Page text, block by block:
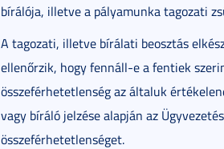
bírálója, illetve a pályamunka tagozati
A tagozati, illetve bírálati beosztás
ellenőrzik, hogy fennáll-e a fentiek
összeférhetetlenség az általuk
vagy bíráló jelzése alapján az
összeférhetetlenséget.